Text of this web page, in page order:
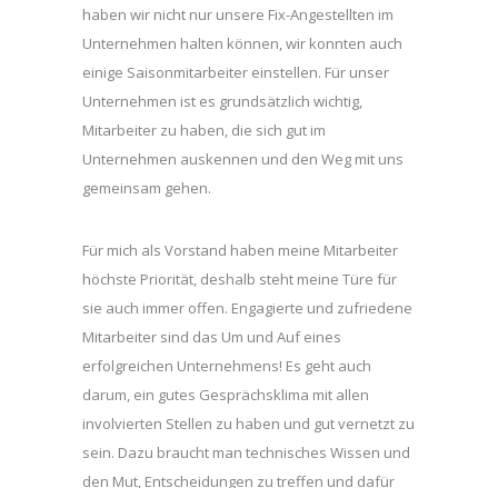
haben wir nicht nur unsere Fix-Angestellten im
Unternehmen halten können, wir konnten auch
einige Saisonmitarbeiter einstellen. Für unser
Unternehmen ist es grundsätzlich wichtig,
Mitarbeiter zu haben, die sich gut im
Unternehmen auskennen und den Weg mit uns
gemeinsam gehen.
Für mich als Vorstand haben meine Mitarbeiter
höchste Priorität, deshalb steht meine Türe für
sie auch immer offen. Engagierte und zufriedene
Mitarbeiter sind das Um und Auf eines
erfolgreichen Unternehmens! Es geht auch
darum, ein gutes Gesprächsklima mit allen
involvierten Stellen zu haben und gut vernetzt zu
sein. Dazu braucht man technisches Wissen und
den Mut, Entscheidungen zu treffen und dafür